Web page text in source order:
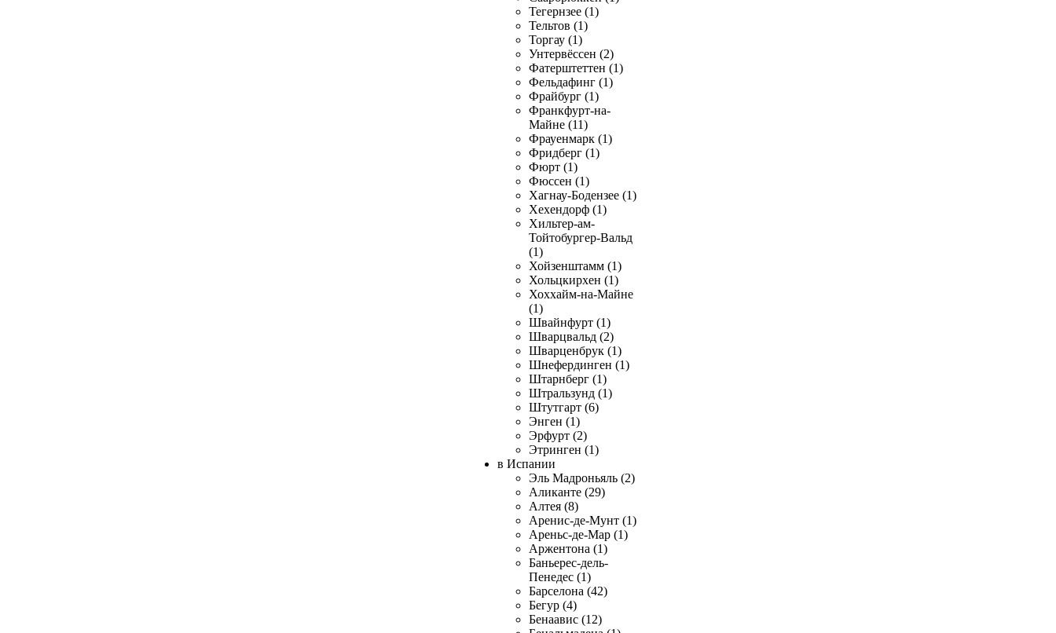
Тегернзее (1)
Тельтов (1)
Торгау (1)
Унтервёссен (2)
Фатерштеттен (1)
Фельдафинг (1)
Фрайбург (1)
Франкфурт-на-
Майне (11)
Фрауенмарк (1)
Фридберг (1)
Фюрт (1)
Фюссен (1)
Хагнау-Бодензее (1)
Хехендорф (1)
Хильтер-ам-
Тойтобургер-Вальд
(1)
Хойзенштамм (1)
Хольцкирхен (1)
Хоххайм-на-Майне
(1)
Швайнфурт (1)
Шварцвальд (2)
Шварценбрук (1)
Шнефердинген (1)
Штарнберг (1)
Штральзунд (1)
Штутгарт (6)
Энген (1)
Эрфурт (2)
Этринген (1)
в Испании
Эль Мадроньяль (2)
Аликанте (29)
Алтея (8)
Аренис-де-Мунт (1)
Ареньс-де-Мар (1)
Аржентона (1)
Баньерес-дель-
Пенедес (1)
Барселона (42)
Бегур (4)
Бенаавис (12)